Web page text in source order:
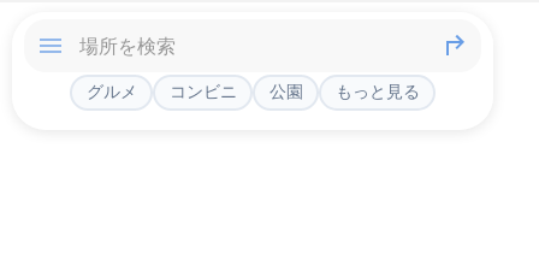
グルメ コンビニ 公園 もっと見る